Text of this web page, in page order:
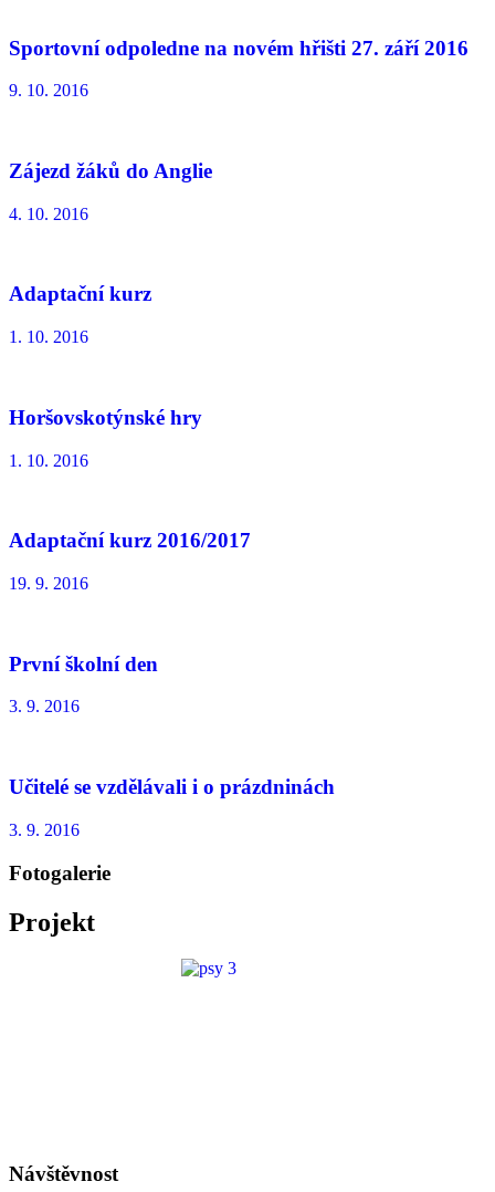
Sportovní odpoledne na novém hřišti 27. září 2016
9. 10. 2016
Zájezd žáků do Anglie
4. 10. 2016
Adaptační kurz
1. 10. 2016
Horšovskotýnské hry
1. 10. 2016
Adaptační kurz 2016/2017
19. 9. 2016
První školní den
3. 9. 2016
Učitelé se vzdělávali i o prázdninách
3. 9. 2016
Fotogalerie
Projekt
Návštěvnost